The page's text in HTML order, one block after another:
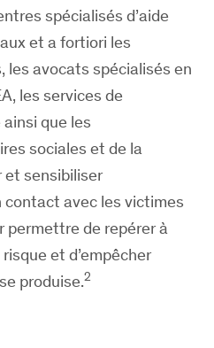
spécialisés d’aide
et a fortiori les
les avocats spécialisés en
les services de
que les
sociales et de la
et sensibiliser
contact avec les victimes
permettre de repérer à
et d’empêcher
produise.2